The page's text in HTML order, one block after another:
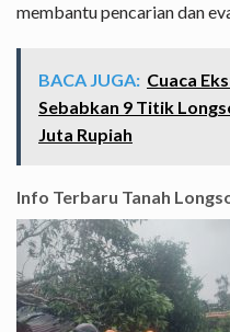
membantu pencarian dan
BACA JUGA: Cuaca
Sebabkan 9 Titik
Juta Rupiah
Info Terbaru Tanah